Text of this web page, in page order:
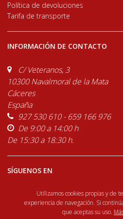
Utilizamos cookies propias y de
experiencia de navegación. Si
que aceptas su uso.
Política de devoluciones
Tarifa de transporte
INFORMACIÓN DE CONTACTO
C/ Veteranos, 3
10300 Navalmoral de la Mata
Cáceres
España
927 530 610 - 659 166 976
De 9:00 a 14:00 h
De 15:30 a 18:30 h.
SÍGUENOS EN